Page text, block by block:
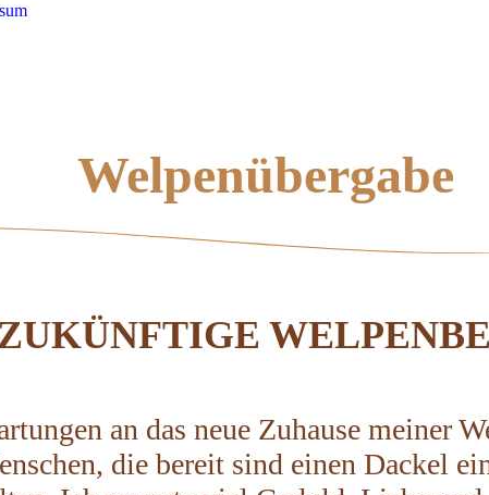
Welpenübergabe
an das neue Zuhause meiner
die bereit sind einen Dackel